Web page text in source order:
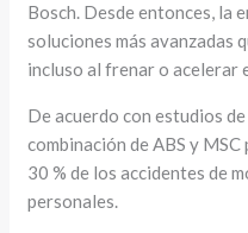
Bosch. Desde entonces, la
soluciones más avanzadas
incluso al frenar o acelerar
De acuerdo con estudios de
combinación de ABS y
30 % de los accidentes de
personales.